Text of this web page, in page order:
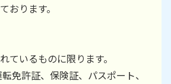
おります。
ているものに限ります。
免許証、保険証、パスポート、